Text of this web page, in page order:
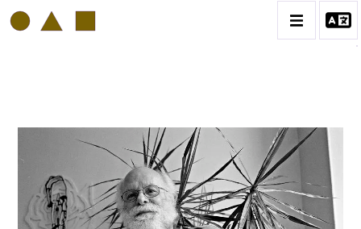
PHILIPP HUGUES BONAN
BIOGRAPHIE
CATALOGUE DES OEUVRES